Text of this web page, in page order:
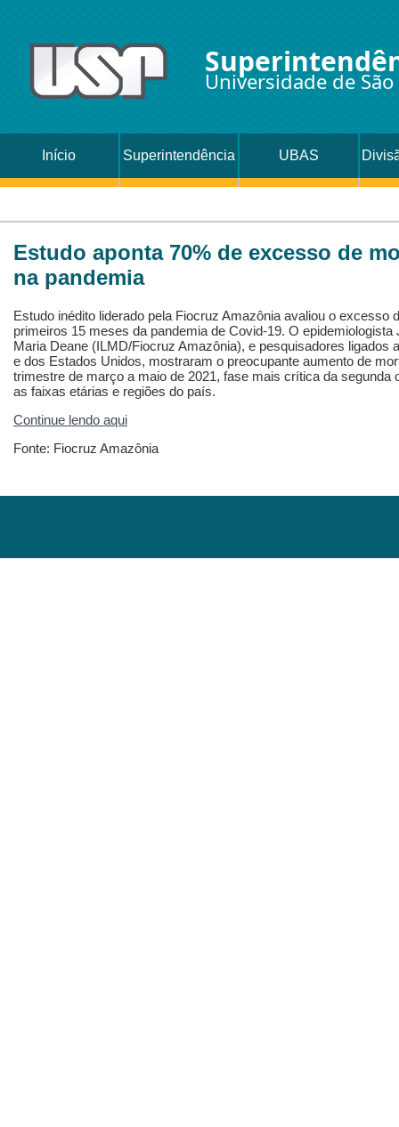
Universidade de
Início Superintendência UBAS
Estudo aponta 70% de excesso de
na pandemia
Estudo inédito liderado pela Fiocruz Amazônia avaliou o excesso
primeiros 15 meses da pandemia de Covid-19. O
Maria Deane (ILMD/Fiocruz Amazônia), e pesquisadores ligados
e dos Estados Unidos, mostraram o preocupante aumento de
trimestre de março a maio de 2021, fase mais crítica da segunda
as faixas etárias e regiões do país.
Continue lendo aqui
Fonte: Fiocruz Amazônia